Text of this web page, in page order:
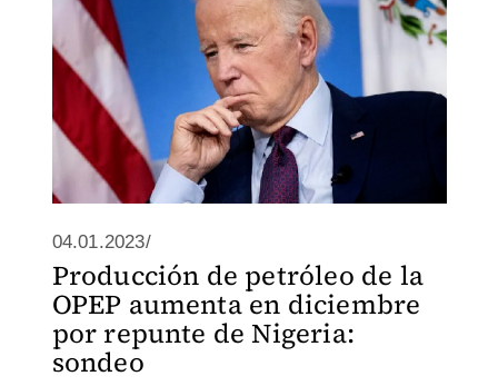
04.01.2023/
Producción de petróleo de la
OPEP aumenta en diciembre
por repunte de Nigeria:
sondeo